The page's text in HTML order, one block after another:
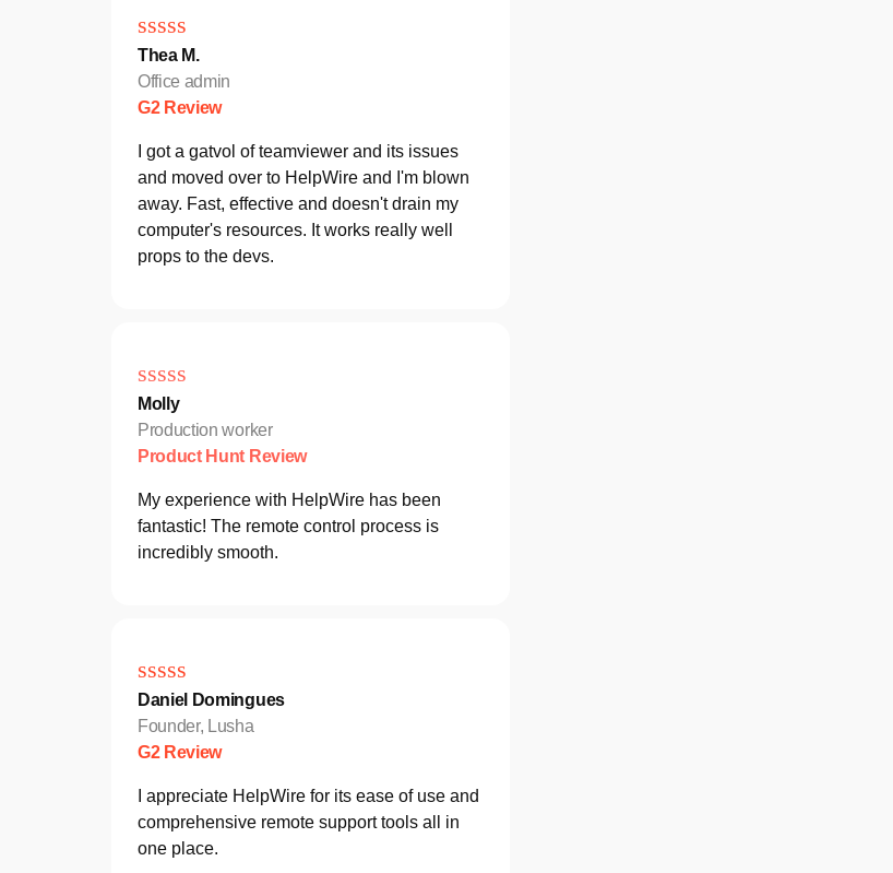
Thea M.
Office admin
G2 Review
I got a gatvol of teamviewer and its issues
and moved over to HelpWire and I'm blown
away. Fast, effective and doesn't drain my
computer's resources. It works really well
props to the devs.
Molly
Production worker
Product Hunt Review
My experience with HelpWire has been
fantastic! The remote control process is
incredibly smooth.
Daniel Domingues
Founder, Lusha
G2 Review
I appreciate HelpWire for its ease of use and
comprehensive remote support tools all in
one place.